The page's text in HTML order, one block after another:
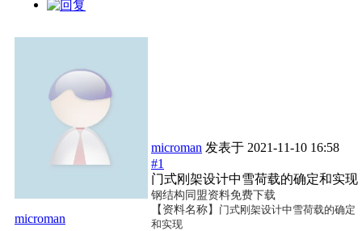
microman
microman 发表于 2021-11-10 16:58
#1
门式刚架设计中雪荷载的确定和实现
钢结构同盟资料免费下载
【资料名称】 门式刚架设计中雪荷载的确定
和实现